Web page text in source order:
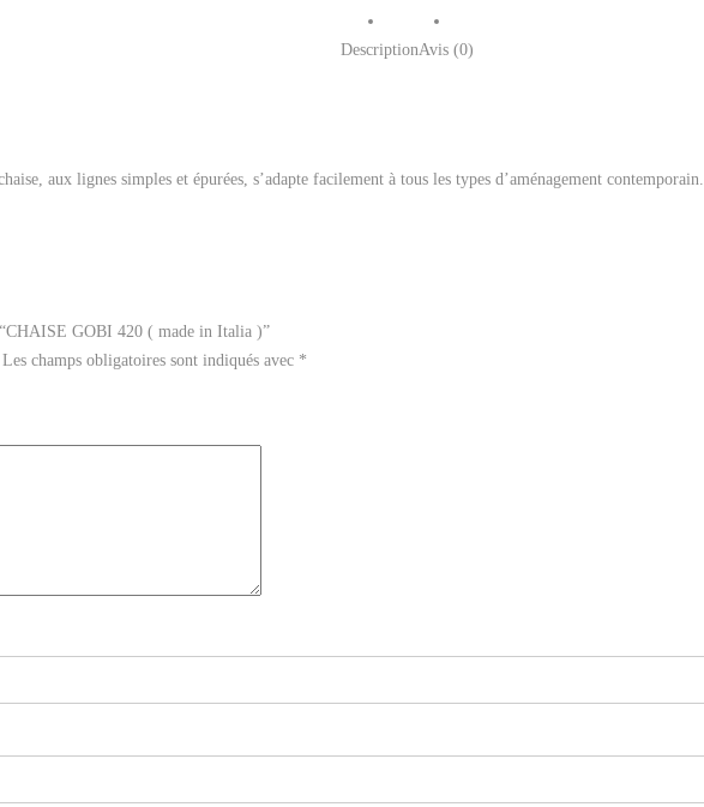
DescriptionAvis (0)
aux lignes simples et épurées, s’adapte facilement à tous les types d’aménagement contemporain.
GOBI 420 ( made in Italia )”
Les champs obligatoires sont indiqués avec *